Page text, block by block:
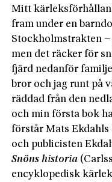
Mitt
fram under en
Stockholmstrakten
men det räcker för
fjärd nedanför
bror och jag runt på
räddad från den
och min första bok
förstår Mats Ekdahls
och publicisten
Snöns historia
encyklopedisk